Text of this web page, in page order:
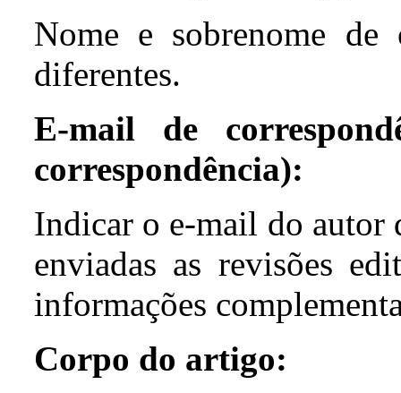
Nome e sobrenome de
diferentes.
E-mail de
correspondência):
Indicar o e-mail do autor
enviadas as revisões
informações
Corpo do artigo: